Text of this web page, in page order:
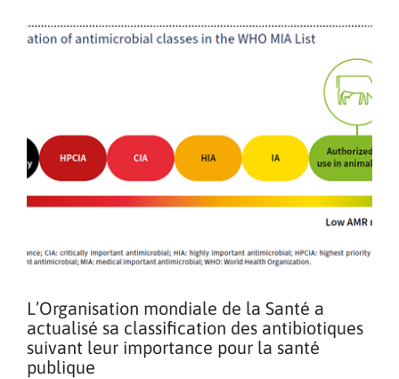
L’Organisation mondiale de la Santé a
actualisé sa classification des antibiotiques
suivant leur importance pour la santé
publique